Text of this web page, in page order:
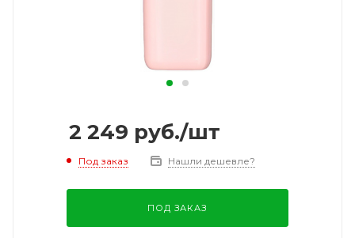
2 249 руб./шт
Под заказ Нашли дешевле?
ПОД ЗАКАЗ